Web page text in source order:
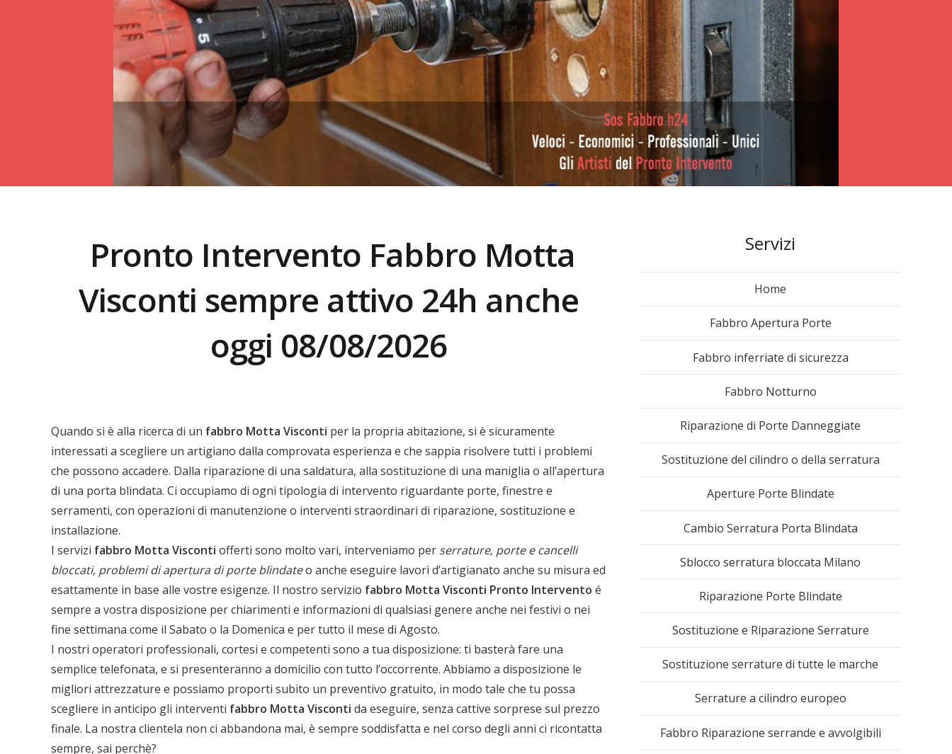
Pronto Intervento Fabbro Motta
Visconti sempre attivo 24h anche
oggi 08/08/2026
Quando si è alla ricerca di un fabbro Motta Visconti per la propria abitazione, si è sicuramente
interessati a scegliere un artigiano dalla comprovata esperienza e che sappia risolvere tutti i problemi
che possono accadere. Dalla riparazione di una saldatura, alla sostituzione di una maniglia o all’apertura
di una porta blindata. Ci occupiamo di ogni tipologia di intervento riguardante porte, finestre e
serramenti, con operazioni di manutenzione o interventi straordinari di riparazione, sostituzione e
installazione.
I servizi fabbro Motta Visconti offerti sono molto vari, interveniamo per serrature, porte e cancelli
bloccati, problemi di apertura di porte blindateo anche eseguire lavori d’artigianato anche su misura ed
esattamente in base alle vostre esigenze. Il nostro servizio fabbro Motta Visconti Pronto Intervento é
sempre a vostra disposizione per chiarimenti e informazioni di qualsiasi genere anche nei festivi o nei
fine settimana come il Sabato o la Domenica e per tutto il mese di Agosto.
I nostri operatori professionali, cortesi e competenti sono a tua disposizione: ti basterà fare una
semplice telefonata, e si presenteranno a domicilio con tutto l’occorrente. Abbiamo a disposizione le
migliori attrezzature e possiamo proporti subito un preventivo gratuito, in modo tale che tu possa
scegliere in anticipo gli interventi fabbro Motta Visconti da eseguire, senza cattive sorprese sul prezzo
finale. La nostra clientela non ci abbandona mai, è sempre soddisfatta e nel corso degli anni ci ricontatta
sempre, sai perchè?
Servizi
Home
Fabbro Apertura Porte
Fabbro inferriate di sicurezza
Fabbro Notturno
Riparazione di Porte Danneggiate
Sostituzione del cilindro o della serratura
Aperture Porte Blindate
Cambio Serratura Porta Blindata
Sblocco serratura bloccata Milano
Riparazione Porte Blindate
Sostituzione e Riparazione Serrature
Sostituzione serrature di tutte le marche
Serrature a cilindro europeo
Fabbro Riparazione serrande e avvolgibili